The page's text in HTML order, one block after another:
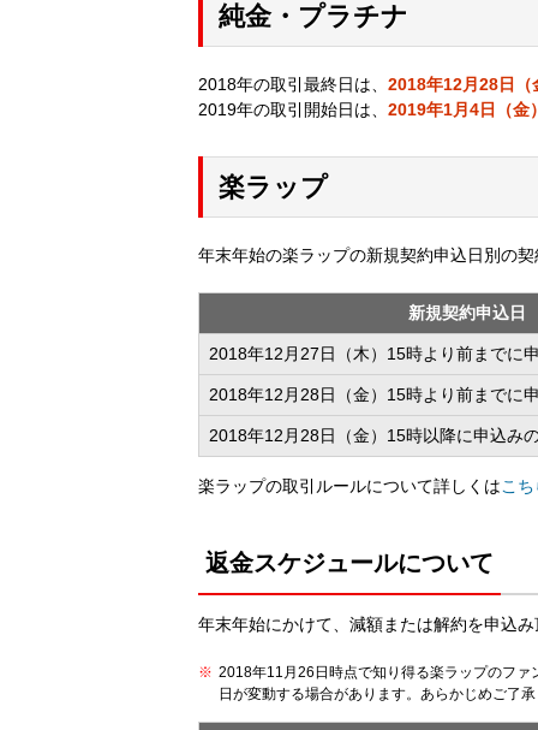
純金・プラチナ
2018年の取引最終日は、 2018年12月28日
2019年の取引開始日は、 2019年1月4日（金
楽ラップ
年末年始の楽ラップの新規契約申込日別の
新規契約申込日
2018年12月27日（木）15時より前までに
2018年12月28日（金）15時より前までに
2018年12月28日（金）15時以降に申込み
楽ラップの取引ルールについて詳しくはこち
返金スケジュールについて
年末年始にかけて、減額または解約を申込
2018年11月26日時点で知り得る楽ラップのフ
日が変動する場合があります。あらかじめご了